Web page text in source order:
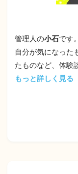
管理人の小石です。
自分が気になった
たものなど、体験
もっと詳しく見る